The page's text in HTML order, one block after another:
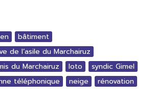
bâtiment
de l’asile du Marchairuz
du Marchairuz
loto
syndic Gimel
téléphonique neige rénovation